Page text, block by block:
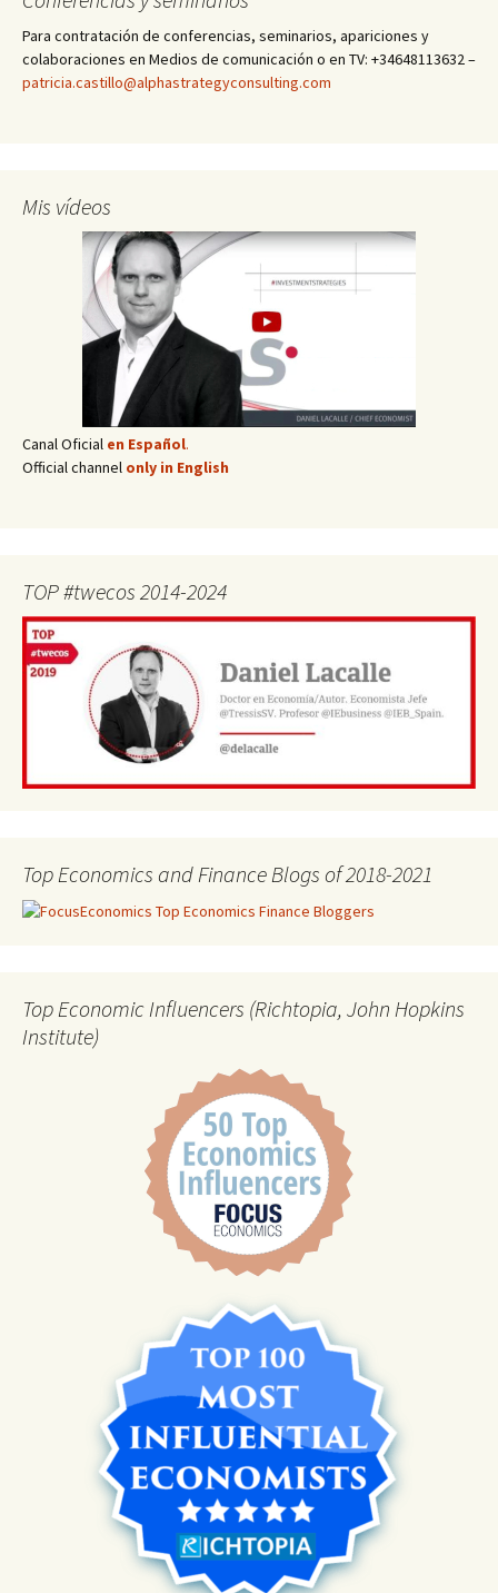
Para contratación de conferencias, seminarios, apariciones y
colaboraciones en Medios de comunicación o en TV: +34648113632 –
patricia.castillo@alphastrategyconsulting.com
Mis vídeos
Canal Oficial en Español.
Official channel only in English
TOP #twecos 2014-2024
Top Economics and Finance Blogs of 2018-2021
Top Economic Influencers (Richtopia, John Hopkins
Institute)